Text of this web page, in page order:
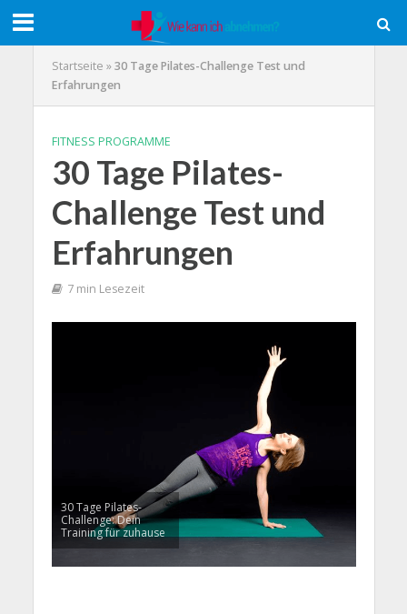
Startseite »30 Tage Pilates-Challenge Test und
Erfahrungen
FITNESS PROGRAMME
30 Tage Pilates-
Challenge Test und
Erfahrungen
7 min Lesezeit
30 Tage Pilates-
Challenge: Dein
Training für zuhause